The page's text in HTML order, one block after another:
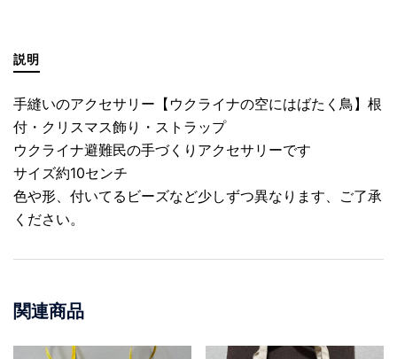
【ウ
ク
ラ
イ
ナ
の
空
に
ば
く
説明
手縫いのアクセサリー【ウクライナの空にはばたく鳥】根
付・クリスマス飾り・ストラップ
ウクライナ避難民の手づくりアクセサリーです
サイズ約10センチ
色や形、付いてるビーズなど少しずつ異なります、ご了承
ください。
関連商品